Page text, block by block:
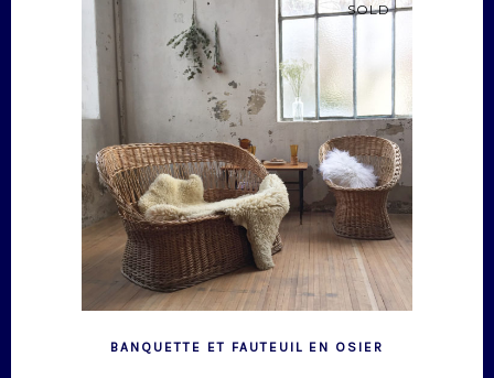
SOLD
BANQUETTE ET FAUTEUIL EN OSIER